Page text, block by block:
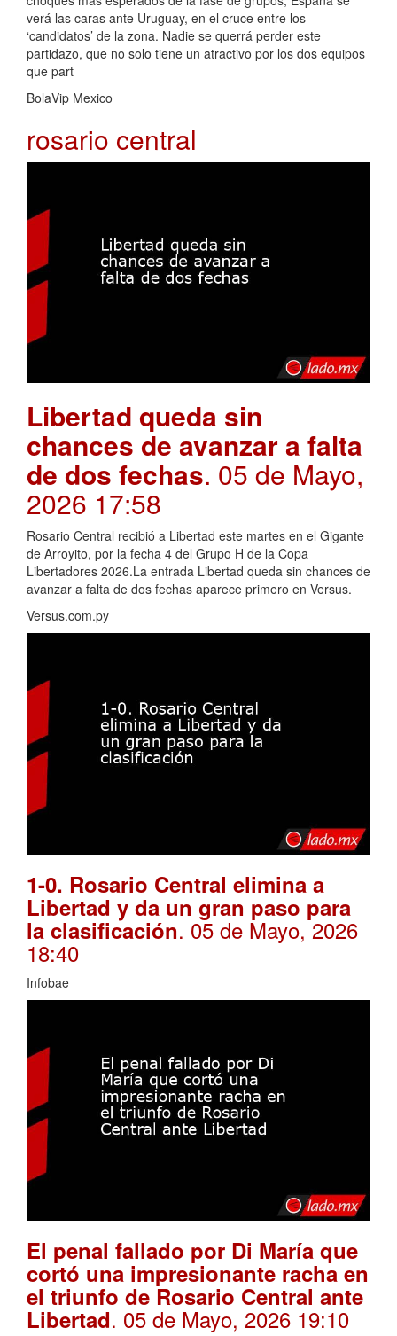
verá las caras ante Uruguay, en el cruce entre los
‘candidatos’ de la zona. Nadie se querrá perder este
partidazo, que no solo tiene un atractivo por los dos equipos
que part
BolaVip Mexico
rosario central
Libertad queda sin
chances de avanzar a falta
de dos fechas. 05 de Mayo,
2026 17:58
Rosario Central recibió a Libertad este martes en el Gigante
de Arroyito, por la fecha 4 del Grupo H de la Copa
Libertadores 2026.La entrada Libertad queda sin chances de
avanzar a falta de dos fechas aparece primero en Versus.
Versus.com.py
1-0. Rosario Central elimina a
Libertad y da un gran paso para
la clasificación. 05 de Mayo, 2026
18:40
Infobae
El penal fallado por Di María que
cortó una impresionante racha en
el triunfo de Rosario Central ante
Libertad. 05 de Mayo, 2026 19:10